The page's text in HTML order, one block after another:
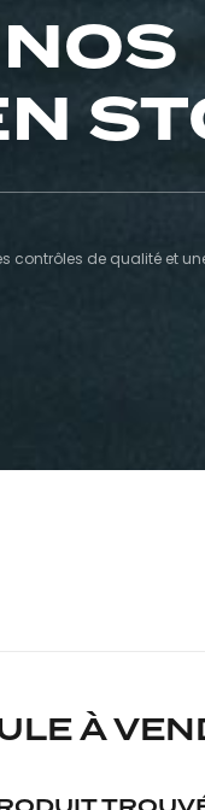
contrôles de qualité et
À